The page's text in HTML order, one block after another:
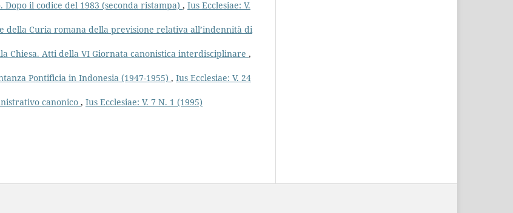
il codice del 1983 (seconda ristampa) , Ius Ecclesiae: V.
della Curia romana della previsione relativa all’indennità di
Chiesa. Atti della VI Giornata canonistica interdisciplinare ,
Pontificia in Indonesia (1947-1955) , Ius Ecclesiae: V. 24
canonico , Ius Ecclesiae: V. 7 N. 1 (1995)